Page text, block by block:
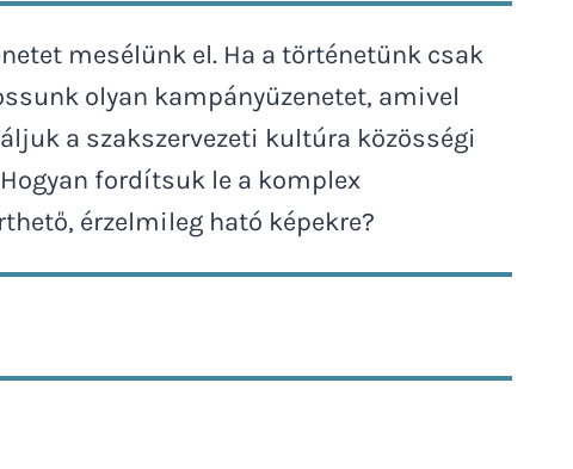
mesélünk el. Ha a történetünk csak
olyan kampányüzenetet, amivel
a szakszervezeti kultúra közösségi
fordítsuk le a komplex
érzelmileg ható képekre?